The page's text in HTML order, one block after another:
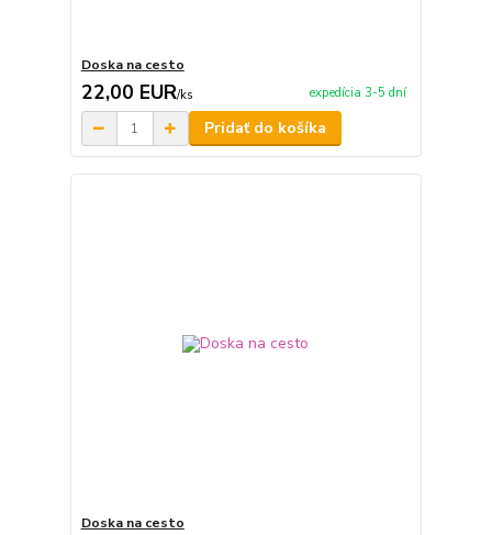
Doska na cesto
22,00 EUR/ks expedícia 3-5 dní
Pridať do košíka
Doska na cesto